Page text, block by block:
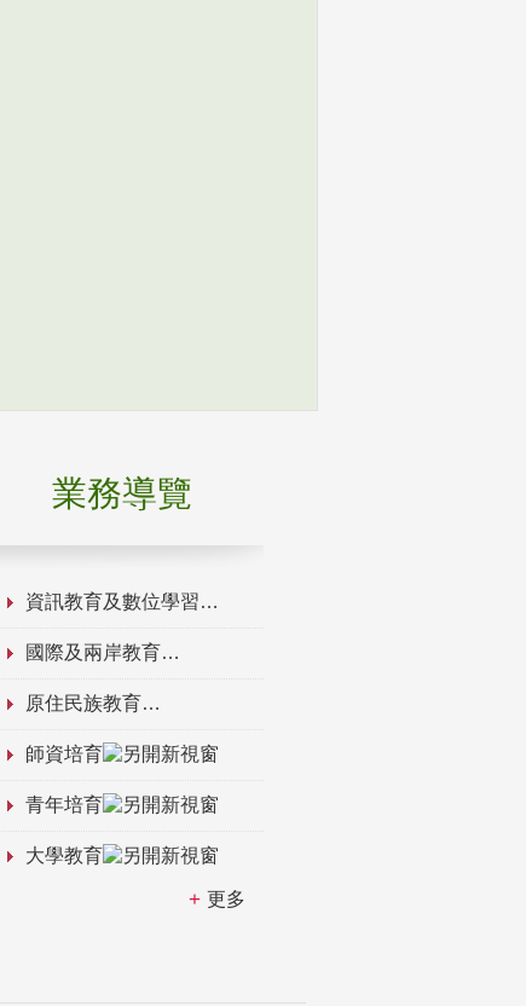
業務導覽
資訊教育及數位學習
國際及兩岸教育
原住民族教育
師資培育
青年培育
大學教育
更多